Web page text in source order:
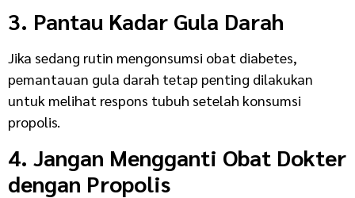
3. Pantau Kadar Gula Darah
Jika sedang rutin mengonsumsi obat diabetes,
pemantauan gula darah tetap penting dilakukan
untuk melihat respons tubuh setelah konsumsi
propolis.
4. Jangan Mengganti Obat Dokter
dengan Propolis